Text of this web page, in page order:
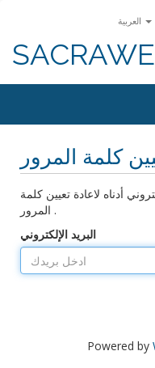
كلمة المرور
أدناه لاعادة تعيين كلمة
المرور .
البريد الإلكتروني
Powered by